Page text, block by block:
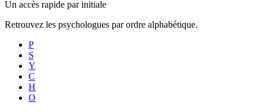
Un accès rapide par initiale
Retrouvez les psychologues par ordre alphabétique.
P
S
Y
C
H
O